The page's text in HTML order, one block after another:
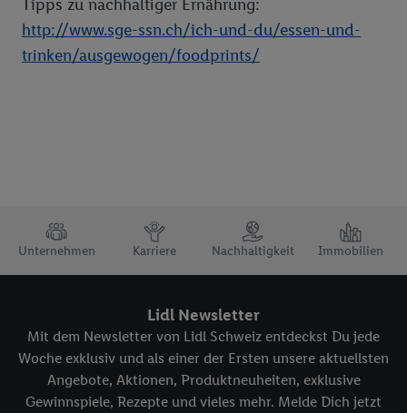
Tipps zu nachhaltiger Ernährung:
http://www.sge-ssn.ch/ich-und-du/essen-und-
trinken/ausgewogen/foodprints/
TRUSTBAR
Unternehmen Karriere Nachhaltigkeit Immobilien
Lidl Newsletter
Mit dem Newsletter von Lidl Schweiz entdeckst Du jede
Woche exklusiv und als einer der Ersten unsere aktuellsten
Angebote, Aktionen, Produktneuheiten, exklusive
Gewinnspiele, Rezepte und vieles mehr. Melde Dich jetzt